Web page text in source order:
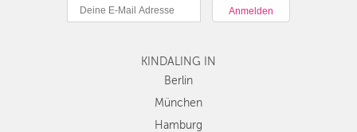
Hamburg
Köln
Düsseldorf
Stuttgart
Essen
KINDALING IN
Berlin
München
Hamburg